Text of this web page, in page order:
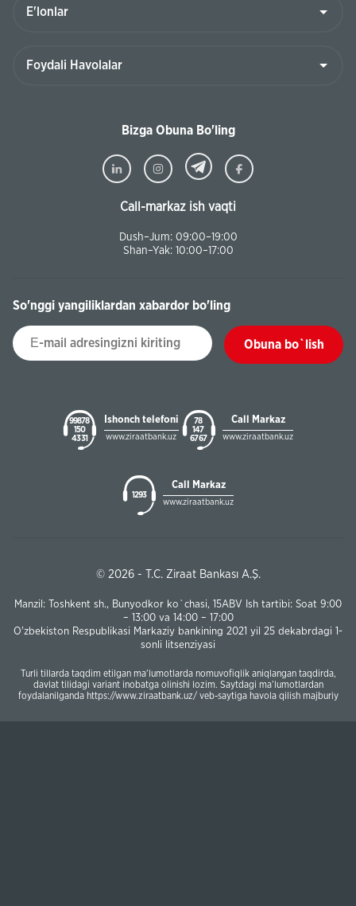
Bizga Obuna Bo'ling
Call-markaz ish vaqti
Dush–Jum: 09:00–19:00
Shan–Yak: 10:00–17:00
So'nggi yangiliklardan xabardor bo'ling
Obuna bo`lish
99878
150
43 31
Ishonch telefoni
www.ziraatbank.uz
78
147
67 67
Call Markaz
www.ziraatbank.uz
1293
Call Markaz
www.ziraatbank.uz
© 2026 - T.C. Ziraat Bankası A.Ş.
Manzil: Toshkent sh., Bunyodkor ko`chasi, 15ABV Ish tartibi: Soat 9:00
– 13:00 va 14:00 – 17:00
O'zbekiston Respublikasi Markaziy bankining 2021 yil 25 dekabrdagi 1-
sonli litsenziyasi
Turli tillarda taqdim etilgan ma'lumotlarda nomuvofiqlik aniqlangan taqdirda,
davlat tilidagi variant inobatga olinishi lozim. Saytdagi ma’lumotlardan
foydalanilganda https://www.ziraatbank.uz/ veb-saytiga havola qilish majburiy